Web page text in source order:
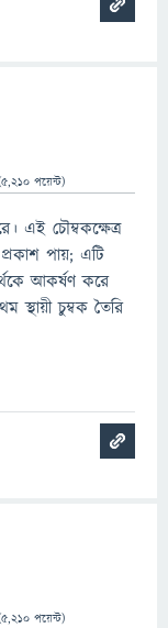
5,210 পয়েন্ট)
এই চৌম্বকক্ষেত্র
পায়; এটি
আকর্ষণ করে
স্থায়ী চুম্বক তৈরি
5,210 পয়েন্ট)